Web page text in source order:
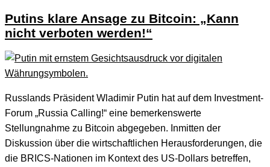
Putins klare Ansage zu Bitcoin: „Kann
nicht verboten werden!“
Russlands Präsident Wladimir Putin hat auf dem Investment-
Forum „Russia Calling!“ eine bemerkenswerte
Stellungnahme zu Bitcoin abgegeben. Inmitten der
Diskussion über die wirtschaftlichen Herausforderungen, die
die BRICS-Nationen im Kontext des US-Dollars betreffen,